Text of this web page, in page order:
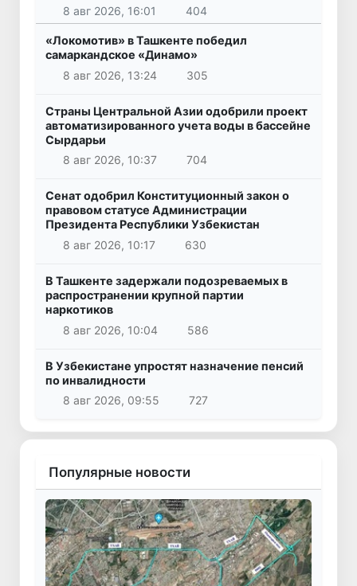
8 авг 2026, 16:01 404
«Локомотив» в Ташкенте победил
самаркандское «Динамо»
8 авг 2026, 13:24
305
Страны Центральной Азии одобрили проект
автоматизированного учета воды в бассейне
Сырдарьи
8 авг 2026, 10:37
704
Сенат одобрил Конституционный закон о
правовом статусе Администрации
Президента Республики Узбекистан
8 авг 2026, 10:17
630
В Ташкенте задержали подозреваемых в
распространении крупной партии
наркотиков
8 авг 2026, 10:04
586
В Узбекистане упростят назначение пенсий
по инвалидности
8 авг 2026, 09:55
727
Популярные новости